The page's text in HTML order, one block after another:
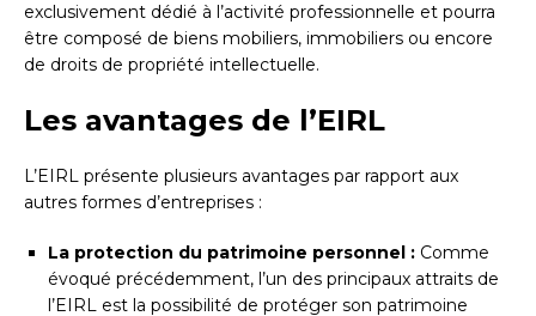
exclusivement dédié à l’activité professionnelle et pourra
être composé de biens mobiliers, immobiliers ou encore
de droits de propriété intellectuelle.
Les avantages de l’EIRL
L’EIRL présente plusieurs avantages par rapport aux
autres formes d’entreprises :
La protection du patrimoine personnel : Comme
évoqué précédemment, l’un des principaux attraits de
l’EIRL est la possibilité de protéger son patrimoine